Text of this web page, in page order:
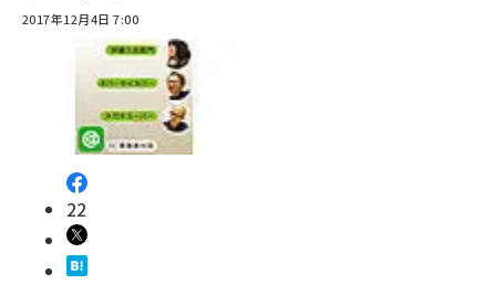
2017年12月4日 7:00
22